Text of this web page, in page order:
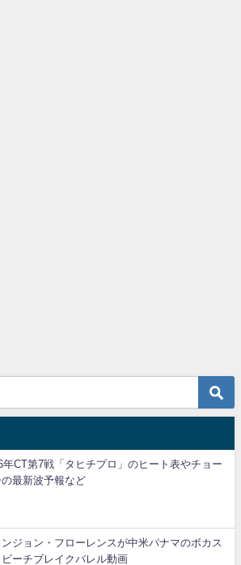
年CT第7戦「タヒチプロ」のヒート表やチョー
の最新波予報など
ンジョン・フローレンスが中米パナマのボカス
ーチブレイクバレル動画